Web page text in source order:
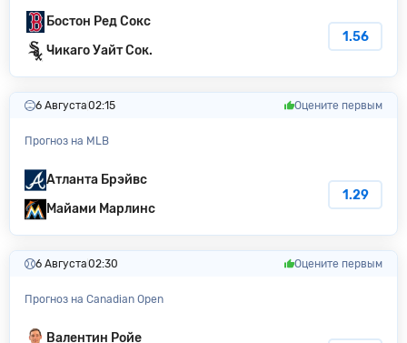
Бостон Ред Сокс
Чикаго Уайт Сок.
1.56
6 Августа02:15 Оцените первым
Прогноз на MLB
Атланта Брэйвс
Майами Марлинс
1.29
6 Августа02:30 Оцените первым
Прогноз на Canadian Open
Валентин Ройе